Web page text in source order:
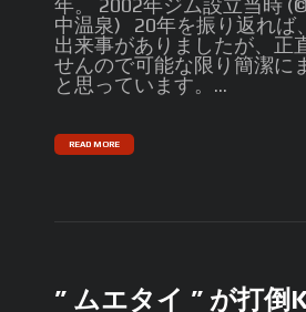
年。 2002年ジム設立当時
中温泉) 20年を振り返れば
出来事がありましたが、正
せんので可能な限り簡潔に
と思っています。...
READ MORE
” ムエタイ ” が打倒